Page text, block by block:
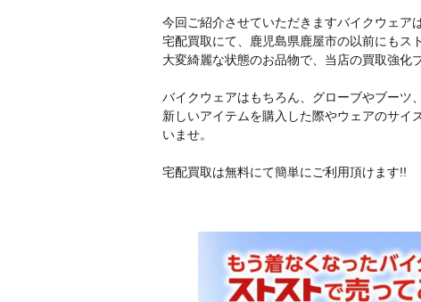
今回ご紹介させていただきますバイクウェア
宅配買取にて、鹿児島県鹿屋市の以前にもス
大変綺麗な状態のお品物で、当店の買取強化
バイクウェアはもちろん、グローブやブーツ
新しいアイテムを購入した際やウェアのサイ
いませ。
宅配買取は無料にて簡単にご利用頂けます!!